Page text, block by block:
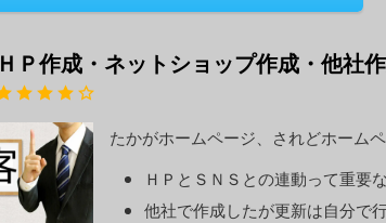
ＨＰ作成・ネットショップ作成・他社
たかがホームページ、されどホームペ
ＨＰとＳＮＳとの連動って重要
他社で作成したが更新は自分で